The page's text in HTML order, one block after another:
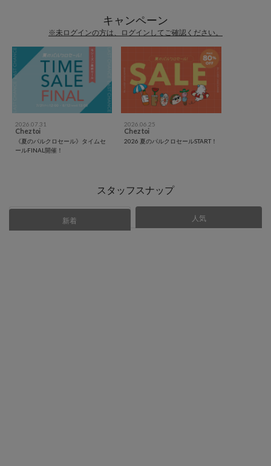
キャンペーン
※未ログインの方は、ログインしてご確認ください。
2026.07.31
Chez toi
《夏のパルクロセール》タイムセ
ールFINAL開催！
2026.06.25
Chez toi
2026 夏のパルクロセールSTART！
スタッフスナップ
あなたにおすすめ 人気
新着